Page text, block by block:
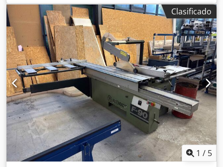
F45 ProDrive. La máquina está en perfecto estado y merece
la pena verla. Se puede probar en funcionamiento hasta
finales de agosto de 2026. Por favor, indiquen su precio.
Descripción de la máquina: F45 ProDrive, máquina básica
CNC con elevación e inclinación del disco principal: - Panel
de control superior - Motor de 5,5 kW Crjdpfx Aozrtb Njfljf -
3.400-5.000 RPM - Precortadora de 2 ejes, con ajuste CNC
desde el panel - Soporte para notas - Deslizamiento de
3200 mm, con botones de control en el deslizamiento -
Digital L: lectura de 2 topes en la guía transversal - Guía
paralela CNC de 1300 mm - Pistón neumático, con mando
a distancia
Clasificado
1 / 5